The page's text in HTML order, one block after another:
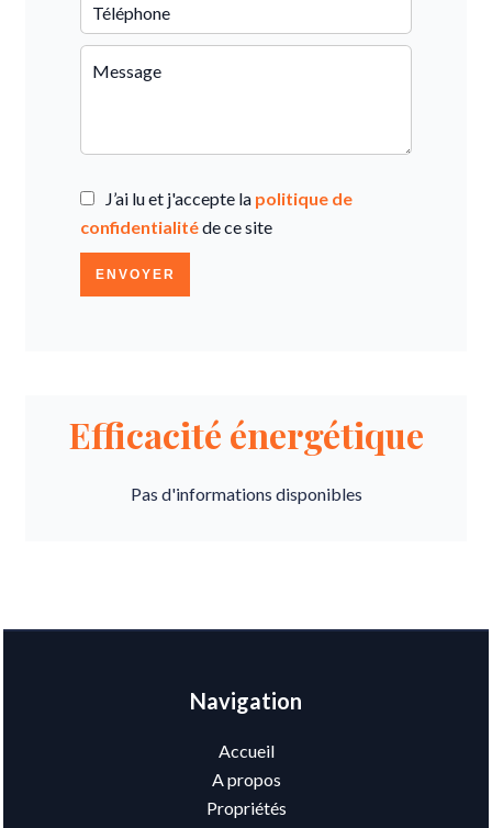
J’ai lu et j'accepte la politique de
confidentialitéde ce site
ENVOYER
Efficacité énergétique
Pas d'informations disponibles
Navigation
Accueil
A propos
Propriétés